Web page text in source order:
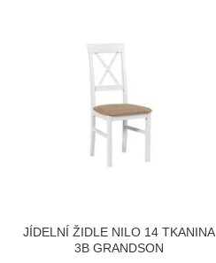
JÍDELNÍ ŽIDLE NILO 14 TKANINA
3B GRANDSON